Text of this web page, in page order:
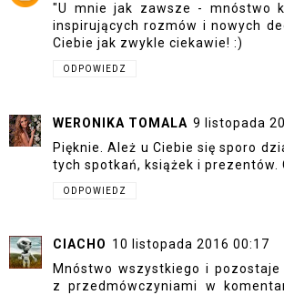
"U mnie jak zawsze - mnóstwo
inspirujących rozmów i nowych
Ciebie jak zwykle ciekawie! :)
ODPOWIEDZ
WERONIKA TOMALA 9 listopada
Pięknie. Ależ u Ciebie się sporo
tych spotkań, książek i prezentów.
ODPOWIEDZ
CIACHO 10 listopada 2016 00:17
Mnóstwo wszystkiego i
z przedmówczyniami w